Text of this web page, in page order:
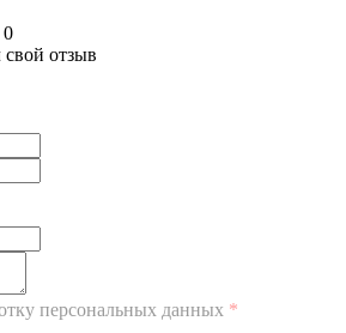
0
отзыв
персональных данных